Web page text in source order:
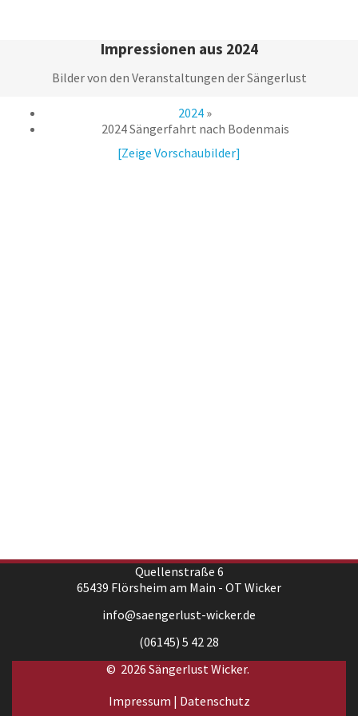
Impressionen aus 2024
Bilder von den Veranstaltungen der Sängerlust
2024 »
2024 Sängerfahrt nach Bodenmais
[Zeige Vorschaubilder]
Quellenstraße 6
65439 Flörsheim am Main - OT Wicker
info@saengerlust-wicker.de
(06145) 5 42 28
© 2026 Sängerlust Wicker.
Impressum | Datenschutz